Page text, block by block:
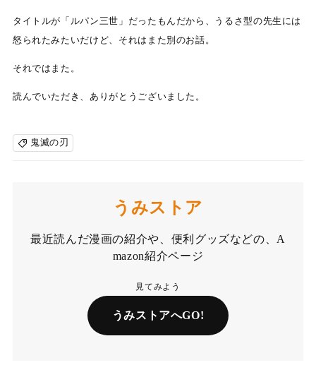
タイトルが「ルパン三世」だったもんだから、うるさ型の先生には
怒られたみたいだけど、それはまた別のお話。
それではまた。
読んでいただき、ありがとうございました。
鬼滅の刃
うみストア
最近読んだ漫画の紹介や、便利グッズなどの、A
mazon紹介ページ
見てみよう
うみストアへGO!